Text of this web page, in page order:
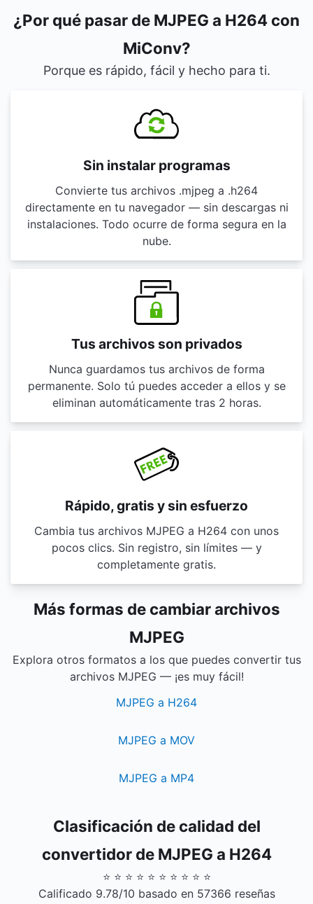
¿Por qué pasar de MJPEG a H264 con
MiConv?
Porque es rápido, fácil y hecho para ti.
Sin instalar programas
Convierte tus archivos .mjpeg a .h264
directamente en tu navegador — sin descargas ni
instalaciones. Todo ocurre de forma segura en la
nube.
Tus archivos son privados
Nunca guardamos tus archivos de forma
permanente. Solo tú puedes acceder a ellos y se
eliminan automáticamente tras 2 horas.
Rápido, gratis y sin esfuerzo
Cambia tus archivos MJPEG a H264 con unos
pocos clics. Sin registro, sin límites — y
completamente gratis.
Más formas de cambiar archivos
MJPEG
Explora otros formatos a los que puedes convertir tus
archivos MJPEG — ¡es muy fácil!
MJPEG a H264
MJPEG a MOV
MJPEG a MP4
Clasificación de calidad del
convertidor de MJPEG a H264
⭐ ⭐ ⭐ ⭐ ⭐ ⭐ ⭐ ⭐ ⭐ ⭐
Calificado 9.78/10 basado en 57366 reseñas